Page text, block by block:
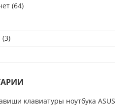
(64)
(3)
клавиатуры ноутбука ASUS